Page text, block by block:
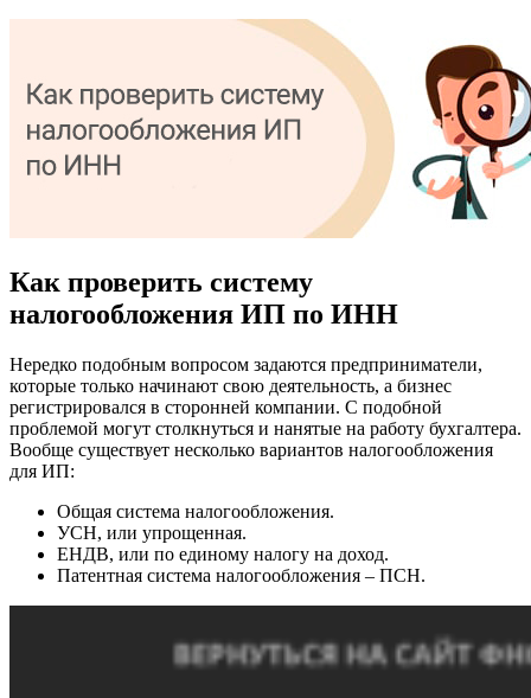
Как проверить систему
налогообложения ИП по ИНН
Нередко подобным вопросом задаются предприниматели,
которые только начинают свою деятельность, а бизнес
регистрировался в сторонней компании. С подобной
проблемой могут столкнуться и нанятые на работу бухгалтера.
Вообще существует несколько вариантов налогообложения
для ИП:
Общая система налогообложения.
УСН, или упрощенная.
ЕНДВ, или по единому налогу на доход.
Патентная система налогообложения – ПСН.